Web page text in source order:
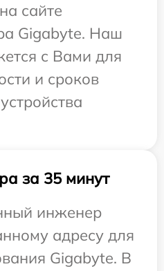
сайте
Gigabyte. Наш
с Вами для
и сроков
за 35 минут
инженер
адресу для
Gigabyte. В